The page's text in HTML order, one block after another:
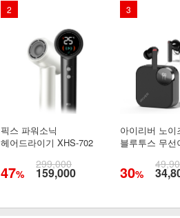
2
픽스 파워소닉
헤어드라이기 XHS-702
47%
299,000
159,000
3
아이리버 노이
블루투스 무
30%